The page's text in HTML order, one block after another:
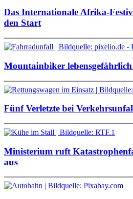
Das Internationale Afrika-
den Start
Mountainbiker
Fünf Verletzte bei
Ministerium ruft
aus